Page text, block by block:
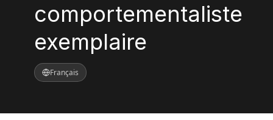
comportementaliste
exemplaire
Français